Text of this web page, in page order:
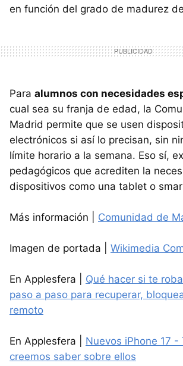
en función del grado de madurez
Para alumnos con necesidades
cual sea su franja de edad, la
Madrid permite que se usen
electrónicos si así lo precisan, sin
límite horario a la semana. Eso sí,
pedagógicos que acrediten la
dispositivos como una tablet o
Más información | Comunidad de
Imagen de portada | Wikimedia
En Applesfera | Qué hacer si te
paso a paso para recuperar,
remoto
En Applesfera | Nuevos iPhone 17 -
creemos saber sobre ellos